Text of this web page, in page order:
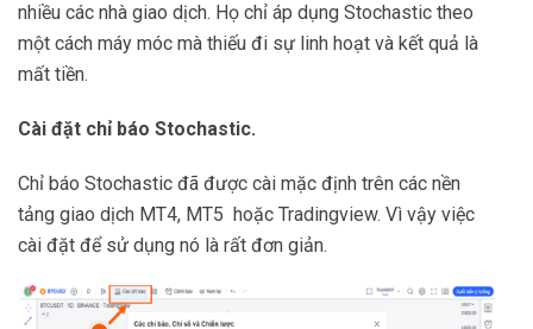
nhiều các nhà giao dịch. Họ chỉ áp dụng Stochastic theo
một cách máy móc mà thiếu đi sự linh hoạt và kết quả là
mất tiền.
Cài đặt chỉ báo Stochastic.
Chỉ báo Stochastic đã được cài mặc định trên các nền
tảng giao dịch MT4, MT5 hoặc Tradingview. Vì vậy việc
cài đặt để sử dụng nó là rất đơn giản.